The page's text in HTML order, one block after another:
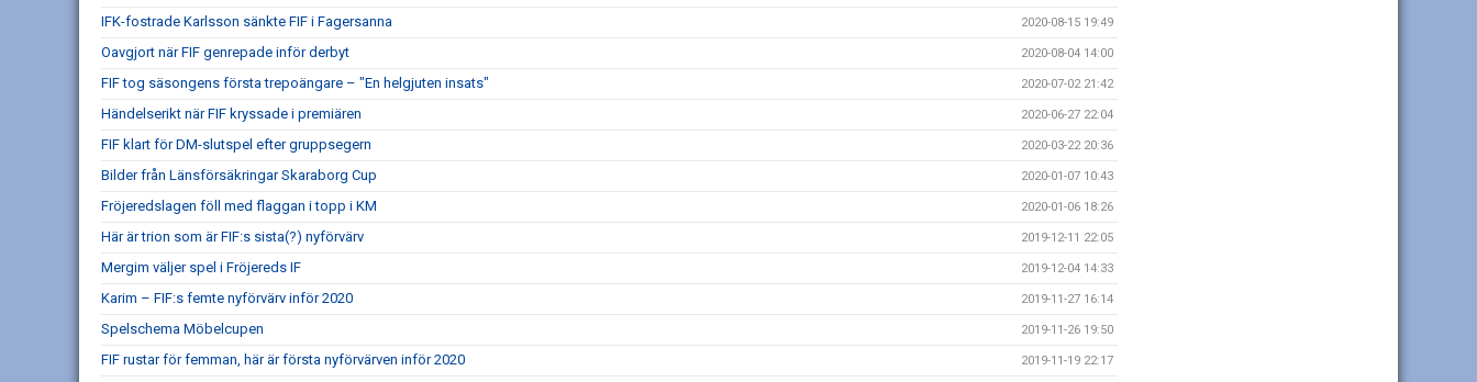
IFK-fostrade Karlsson sänkte FIF i Fagersanna 2020-08-15 19:49
Oavgjort när FIF genrepade inför derbyt 2020-08-04 14:00
FIF tog säsongens första trepoängare – "En helgjuten insats" 2020-07-02 21:42
Händelserikt när FIF kryssade i premiären 2020-06-27 22:04
FIF klart för DM-slutspel efter gruppsegern 2020-03-22 20:36
Bilder från Länsförsäkringar Skaraborg Cup 2020-01-07 10:43
Fröjeredslagen föll med flaggan i topp i KM 2020-01-06 18:26
Här är trion som är FIF:s sista(?) nyförvärv 2019-12-11 22:05
Mergim väljer spel i Fröjereds IF 2019-12-04 14:33
Karim – FIF:s femte nyförvärv inför 2020 2019-11-27 16:14
Spelschema Möbelcupen 2019-11-26 19:50
FIF rustar för femman, här är första nyförvärven inför 2020 2019-11-19 22:17